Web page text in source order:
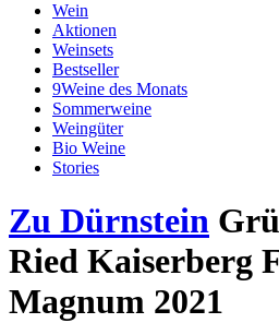
Wein
Aktionen
Weinsets
Bestseller
9Weine des Monats
Sommerweine
Weingüter
Bio Weine
Stories
Zu Dürnstein
Ried Kaiserberg
Magnum 2021